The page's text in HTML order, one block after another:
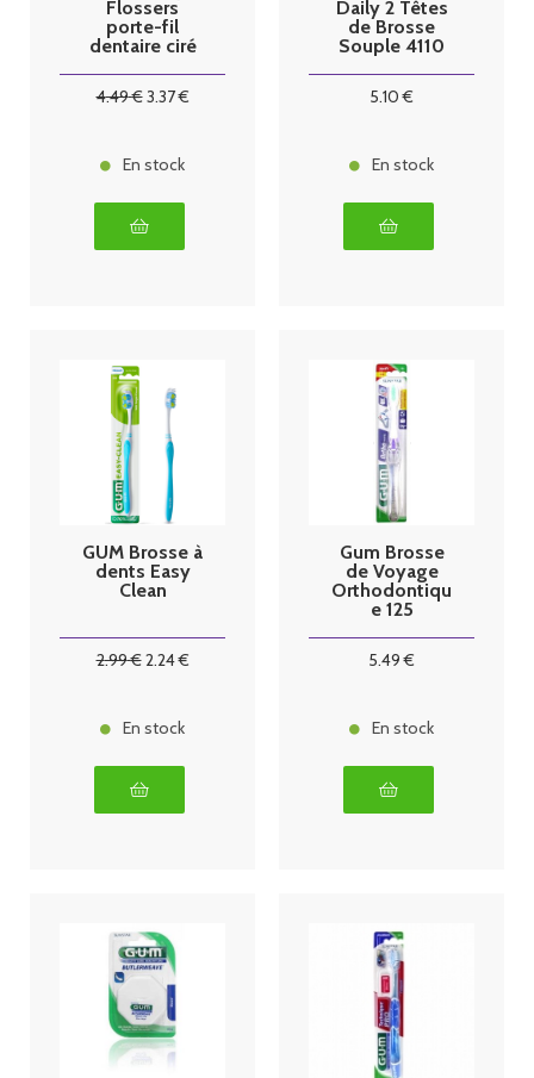
Flossers
porte-fil
dentaire ciré
4.49€3.37€
En stock
Daily 2 Têtes
de Brosse
Souple 4110
5.10 €
En stock
GUM Brosse à
dents Easy
Clean
2.99€2.24€
En stock
Gum Brosse
de Voyage
Orthodontiqu
e 125
5.49 €
En stock